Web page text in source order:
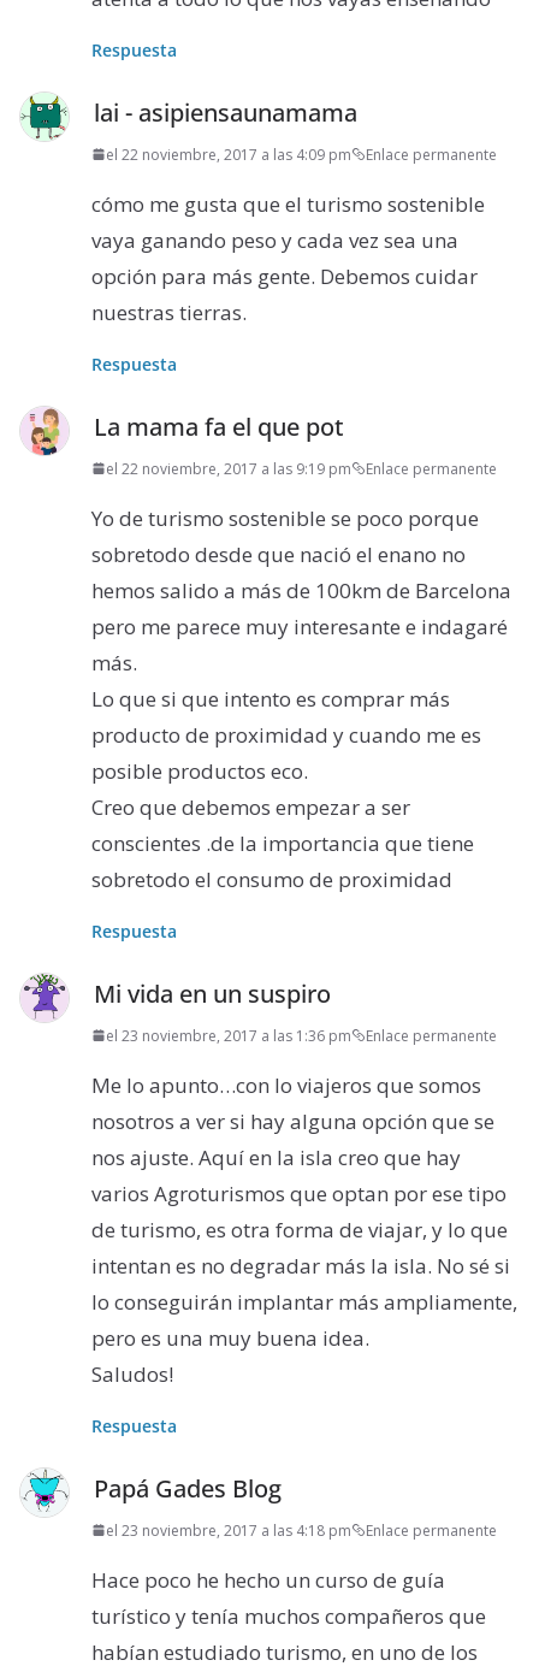
Respuesta
lai - asipiensaunamama
el 22 noviembre, 2017 a las 4:09 pm Enlace permanente
cómo me gusta que el turismo sostenible
vaya ganando peso y cada vez sea una
opción para más gente. Debemos cuidar
nuestras tierras.
Respuesta
La mama fa el que pot
el 22 noviembre, 2017 a las 9:19 pm Enlace permanente
Yo de turismo sostenible se poco porque
sobretodo desde que nació el enano no
hemos salido a más de 100km de Barcelona
pero me parece muy interesante e indagaré
más.
Lo que si que intento es comprar más
producto de proximidad y cuando me es
posible productos eco.
Creo que debemos empezar a ser
conscientes .de la importancia que tiene
sobretodo el consumo de proximidad
Respuesta
Mi vida en un suspiro
el 23 noviembre, 2017 a las 1:36 pm Enlace permanente
Me lo apunto…con lo viajeros que somos
nosotros a ver si hay alguna opción que se
nos ajuste. Aquí en la isla creo que hay
varios Agroturismos que optan por ese tipo
de turismo, es otra forma de viajar, y lo que
intentan es no degradar más la isla. No sé si
lo conseguirán implantar más ampliamente,
pero es una muy buena idea.
Saludos!
Respuesta
Papá Gades Blog
el 23 noviembre, 2017 a las 4:18 pm Enlace permanente
Hace poco he hecho un curso de guía
turístico y tenía muchos compañeros que
habían estudiado turismo, en uno de los